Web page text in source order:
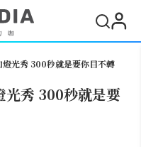
光秀 300秒就是要你目不轉
光秀 300秒就是要